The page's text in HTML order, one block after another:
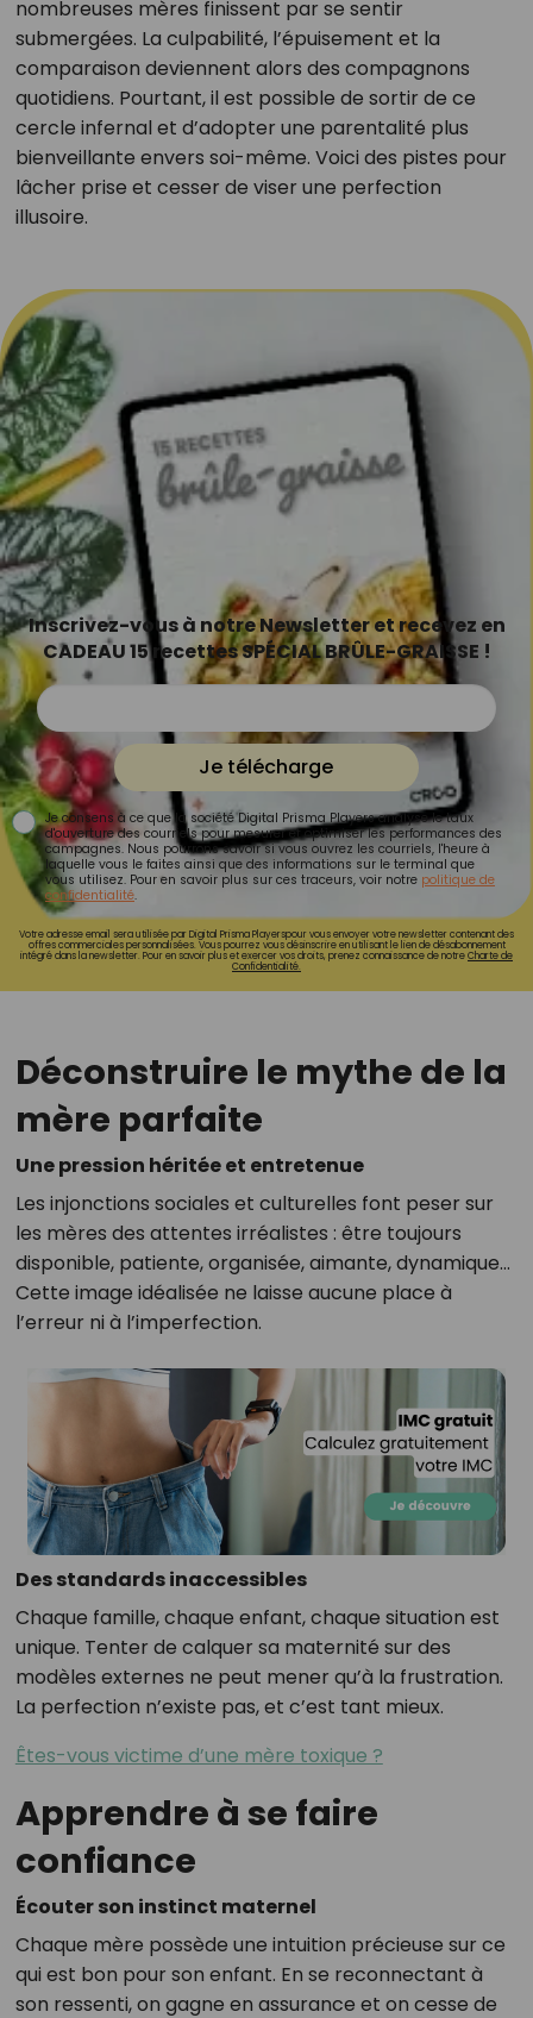
nombreuses mères finissent par se sentir
submergées. La culpabilité, l’épuisement et la
comparaison deviennent alors des compagnons
quotidiens. Pourtant, il est possible de sortir de ce
cercle infernal et d’adopter une parentalité plus
bienveillante envers soi-même. Voici des pistes pour
lâcher prise et cesser de viser une perfection
illusoire.
Inscrivez-vous à notre Newsletter et recevez en
CADEAU 15 recettes SPÉCIAL BRÛLE-GRAISSE !
Je télécharge
Je consens à ce que la société Digital Prisma Players analyse le taux
d'ouverture des courriels pour mesurer et optimiser les performances des
campagnes. Nous pourrons savoir si vous ouvrez les courriels, l'heure à
laquelle vous le faites ainsi que des informations sur le terminal que
vous utilisez. Pour en savoir plus sur ces traceurs, voir notre politique de
confidentialité.
Votre adresse email sera utilisée par Digital Prisma Playerspour vous envoyer votre newsletter contenant des
offres commerciales personnalisées. Vous pourrez vous désinscrire en utilisant le lien de désabonnement
intégré dans la newsletter. Pour en savoir plus et exercer vos droits, prenez connaissance de notreCharte de
Confidentialité.
Déconstruire le mythe de la
mère parfaite
Une pression héritée et entretenue
Les injonctions sociales et culturelles font peser sur
les mères des attentes irréalistes : être toujours
disponible, patiente, organisée, aimante, dynamique…
Cette image idéalisée ne laisse aucune place à
l’erreur ni à l’imperfection.
Des standards inaccessibles
Chaque famille, chaque enfant, chaque situation est
unique. Tenter de calquer sa maternité sur des
modèles externes ne peut mener qu’à la frustration.
La perfection n’existe pas, et c’est tant mieux.
Êtes-vous victime d’une mère toxique ?
Apprendre à se faire
confiance
Écouter son instinct maternel
Chaque mère possède une intuition précieuse sur ce
qui est bon pour son enfant. En se reconnectant à
son ressenti, on gagne en assurance et on cesse de